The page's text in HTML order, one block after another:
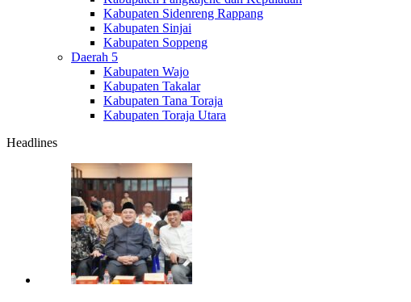
Kabupaten Sidenreng Rappang
Kabupaten Sinjai
Kabupaten Soppeng
Daerah 5
Kabupaten Wajo
Kabupaten Takalar
Kabupaten Tana Toraja
Kabupaten Toraja Utara
Headlines